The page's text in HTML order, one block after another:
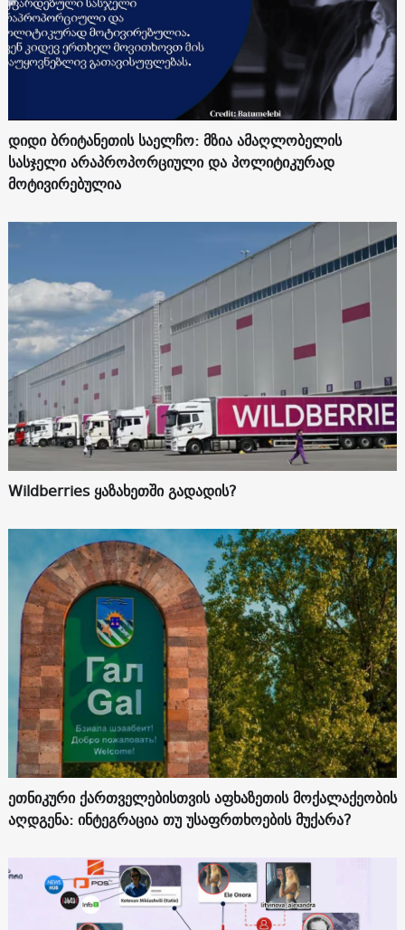
დიდი ბრიტანეთის საელჩო: მზია ამაღლობელის
სასჯელი არაპროპორციული და პოლიტიკურად
მოტივირებულია
Wildberries ყაზახეთში გადადის?
ეთნიკური ქართველებისთვის აფხაზეთის მოქალაქეობის
აღდგენა: ინტეგრაცია თუ უსაფრთხოების მუქარა?